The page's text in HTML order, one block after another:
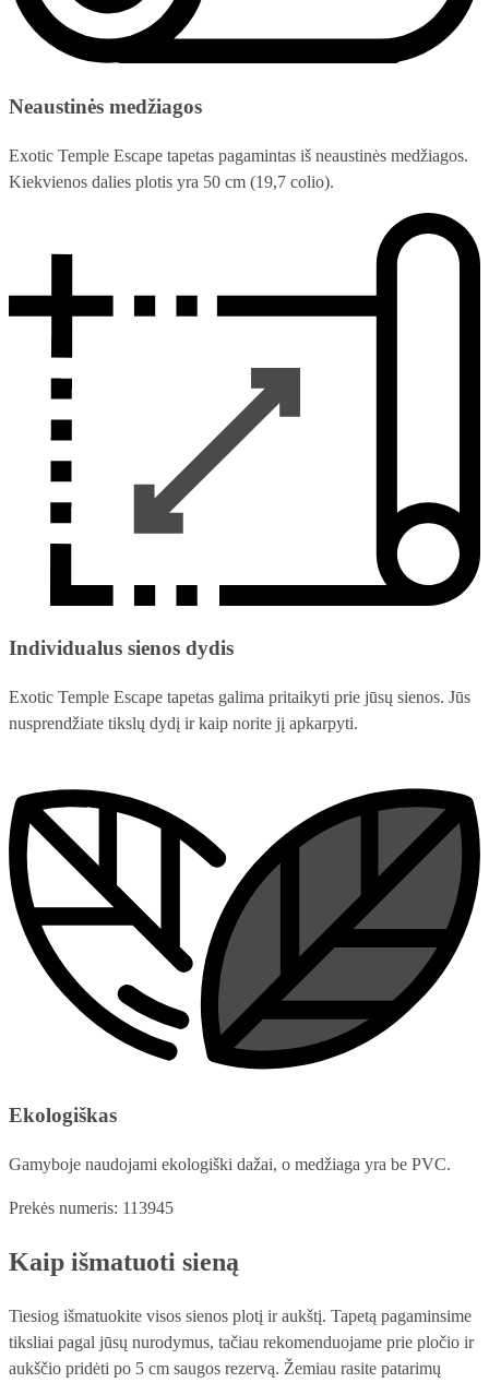
Neaustinės medžiagos
Exotic Temple Escape tapetas pagamintas iš neaustinės medžiagos.
Kiekvienos dalies plotis yra 50 cm (19,7 colio).
Individualus sienos dydis
Exotic Temple Escape tapetas galima pritaikyti prie jūsų sienos. Jūs
nusprendžiate tikslų dydį ir kaip norite jį apkarpyti.
Ekologiškas
Gamyboje naudojami ekologiški dažai, o medžiaga yra be PVC.
Prekės numeris: 113945
Kaip išmatuoti sieną
Tiesiog išmatuokite visos sienos plotį ir aukštį. Tapetą pagaminsime
tiksliai pagal jūsų nurodymus, tačiau rekomenduojame prie pločio ir
aukščio pridėti po 5 cm saugos rezervą. Žemiau rasite patarimų